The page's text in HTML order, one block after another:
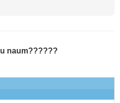
naum??????